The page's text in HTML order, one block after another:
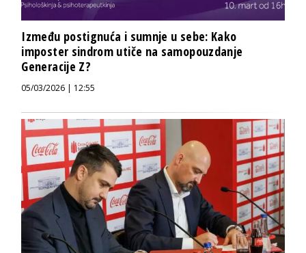
Između postignuća i sumnje u sebe: Kako
imposter sindrom utiče na samopouzdanje
Generacije Z?
05/03/2026 | 12:55